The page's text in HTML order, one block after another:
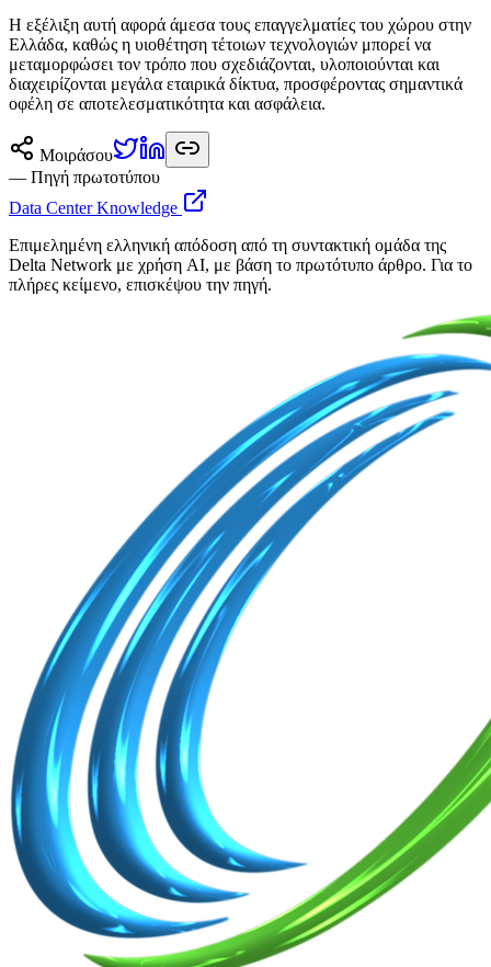
Η εξέλιξη αυτή αφορά άμεσα τους επαγγελματίες του χώρου στην
Ελλάδα, καθώς η υιοθέτηση τέτοιων τεχνολογιών μπορεί να
μεταμορφώσει τον τρόπο που σχεδιάζονται, υλοποιούνται και
διαχειρίζονται μεγάλα εταιρικά δίκτυα, προσφέροντας σημαντικά
οφέλη σε αποτελεσματικότητα και ασφάλεια.
Μοιράσου
— Πηγή πρωτοτύπου
Data Center Knowledge
Επιμελημένη ελληνική απόδοση από τη συντακτική ομάδα της
Delta Network με χρήση AI, με βάση το πρωτότυπο άρθρο. Για το
πλήρες κείμενο, επισκέψου την πηγή.